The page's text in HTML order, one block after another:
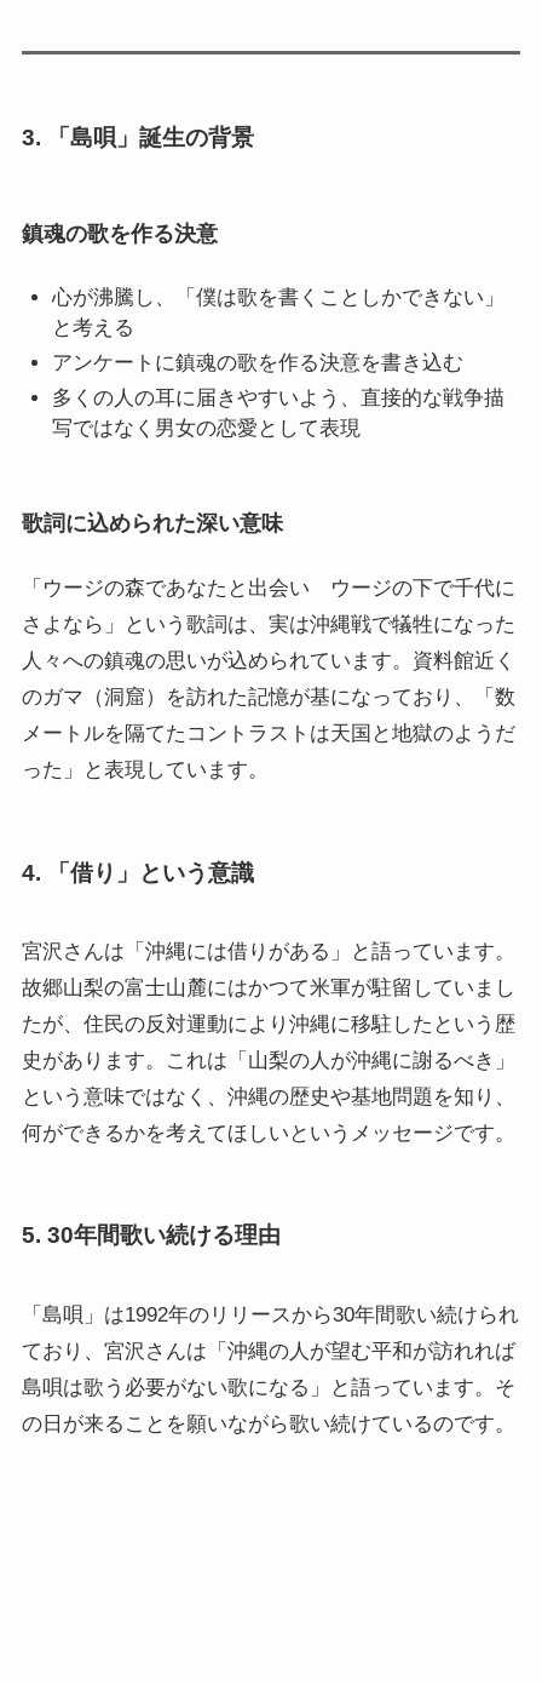
3. 「島唄」誕生の背景
鎮魂の歌を作る決意
心が沸騰し、「僕は歌を書くことしかできない」
と考える
アンケートに鎮魂の歌を作る決意を書き込む
多くの人の耳に届きやすいよう、直接的な戦争描
写ではなく男女の恋愛として表現
歌詞に込められた深い意味
「ウージの森であなたと出会い ウージの下で千代に
さよなら」という歌詞は、実は沖縄戦で犠牲になった
人々への鎮魂の思いが込められています。資料館近く
のガマ（洞窟）を訪れた記憶が基になっており、「数
メートルを隔てたコントラストは天国と地獄のようだ
った」と表現しています。
4. 「借り」という意識
宮沢さんは「沖縄には借りがある」と語っています。
故郷山梨の富士山麓にはかつて米軍が駐留していまし
たが、住民の反対運動により沖縄に移駐したという歴
史があります。これは「山梨の人が沖縄に謝るべき」
という意味ではなく、沖縄の歴史や基地問題を知り、
何ができるかを考えてほしいというメッセージです。
5. 30年間歌い続ける理由
「島唄」は1992年のリリースから30年間歌い続けられ
ており、宮沢さんは「沖縄の人が望む平和が訪れれば
島唄は歌う必要がない歌になる」と語っています。そ
の日が来ることを願いながら歌い続けているのです。